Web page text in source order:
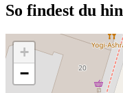
So findest du hin
+
−